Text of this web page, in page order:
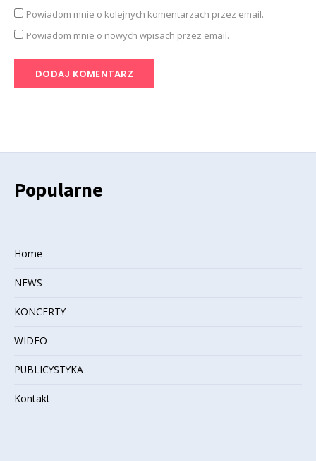
Powiadom mnie o kolejnych komentarzach przez email.
Powiadom mnie o nowych wpisach przez email.
Popularne
Home
NEWS
KONCERTY
WIDEO
PUBLICYSTYKA
Kontakt